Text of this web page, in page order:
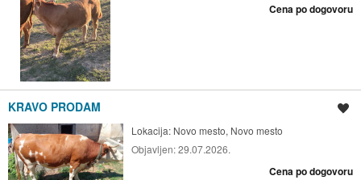
Cena po dogovoru
KRAVO PRODAM
Lokacija: Novo mesto, Novo mesto
Objavljen:29.07.2026.
Cena po dogovoru